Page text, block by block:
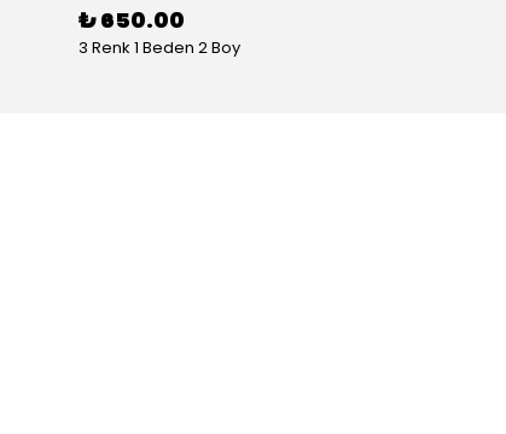
₺ 650.00
3 Renk 1 Beden 2 Boy